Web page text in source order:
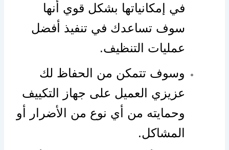
في إمكانياتها بشكل قوي أنها
سوف تساعدك في تنفيذ أفضل
عمليات التنظيف.
وسوف تتمكن من الحفاظ لك
عزيزي العميل على جهاز التكييف
وحمايته من أي نوع من الأضرار أو
المشاكل.